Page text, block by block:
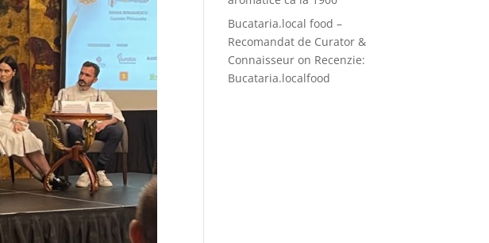
Bucataria.local food –
Recomandat de Curator &
Connaisseur on Recenzie:
Bucataria.localfood